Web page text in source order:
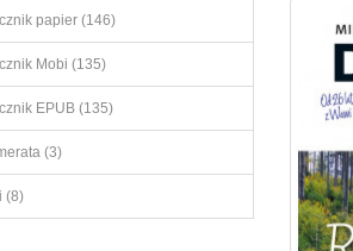
papier (146)
Mobi (135)
EPUB (135)
(3)
(8)